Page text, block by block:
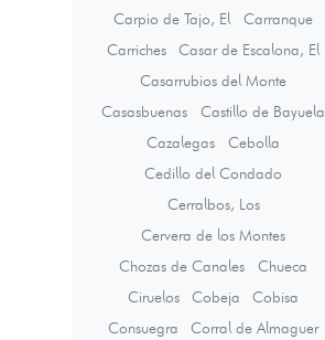
Carpio de Tajo, El
Carranque
Carriches
Casar de Escalona, El
Casarrubios del Monte
Casasbuenas
Castillo de Bayuela
Cazalegas
Cebolla
Cedillo del Condado
Cerralbos, Los
Cervera de los Montes
Chozas de Canales
Chueca
Ciruelos
Cobeja
Cobisa
Consuegra
Corral de Almaguer